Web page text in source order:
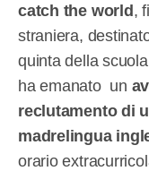
catch the world,
straniera,
quinta della
ha emanato un
reclutamento di
madrelingua
orario